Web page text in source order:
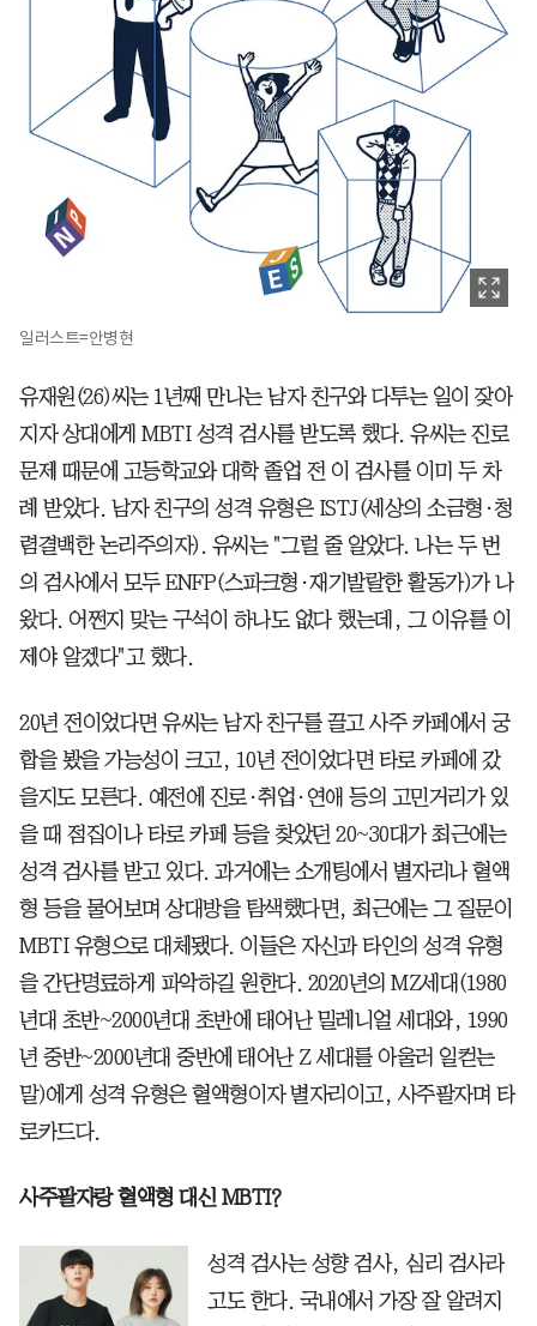
일러스트=안병현
유재원(26)씨는 1년째 만나는 남자 친구와 다투는 일이 잦아
지자 상대에게 MBTI 성격 검사를 받도록 했다. 유씨는 진로
문제 때문에 고등학교와 대학 졸업 전 이 검사를 이미 두 차
례 받았다. 남자 친구의 성격 유형은 ISTJ(세상의 소금형·청
렴결백한 논리주의자). 유씨는 "그럴 줄 알았다. 나는 두 번
의 검사에서 모두 ENFP(스파크형·재기발랄한 활동가)가 나
왔다. 어쩐지 맞는 구석이 하나도 없다 했는데, 그 이유를 이
제야 알겠다"고 했다.
20년 전이었다면 유씨는 남자 친구를 끌고 사주 카페에서 궁
합을 봤을 가능성이 크고, 10년 전이었다면 타로 카페에 갔
을지도 모른다. 예전에 진로·취업·연애 등의 고민거리가 있
을 때 점집이나 타로 카페 등을 찾았던 20~30대가 최근에는
성격 검사를 받고 있다. 과거에는 소개팅에서 별자리나 혈액
형 등을 물어보며 상대방을 탐색했다면, 최근에는 그 질문이
MBTI 유형으로 대체됐다. 이들은 자신과 타인의 성격 유형
을 간단명료하게 파악하길 원한다. 2020년의 MZ세대(1980
년대 초반~2000년대 초반에 태어난 밀레니얼 세대와, 1990
년 중반~2000년대 중반에 태어난 Z 세대를 아울러 일컫는
말)에게 성격 유형은 혈액형이자 별자리이고, 사주팔자며 타
로카드다.
사주팔자랑 혈액형 대신 MBTI?
성격 검사는 성향 검사, 심리 검사라
고도 한다. 국내에서 가장 잘 알려지